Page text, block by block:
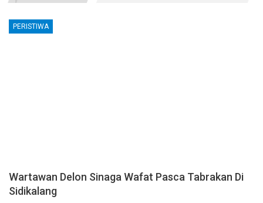
PERISTIWA
Wartawan Delon Sinaga Wafat Pasca Tabrakan Di
Sidikalang